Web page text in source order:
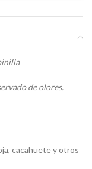
de olores.
cacahuete y otros